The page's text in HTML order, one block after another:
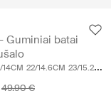
Guminiai batai
14CM 22/14.6CM 23/15.2CM
49.90 €